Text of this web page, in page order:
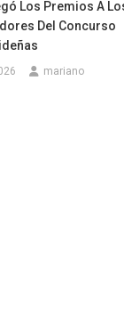
Los Premios A
Del Concurso
mariano